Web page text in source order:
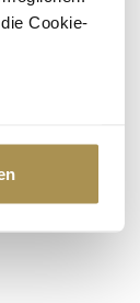
Cookie-
können